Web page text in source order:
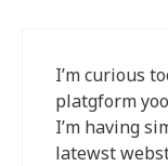
I’m curious
platgform
I’m having
latewst